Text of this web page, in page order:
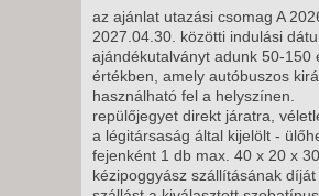
12 NAP / 11 ÉJSZAKA
2026. NOVEMBER 17.,
12 NAP / 11 ÉJSZAKA
2026. NOVEMBER 17.,
8 NAP / 7 ÉJSZAKA
2026. NOVEMBER 17.,
5 NAP / 4 ÉJSZAKA
az ajánlat utazási csomag A
2027.04.30. közötti indulási
ajándékutalványt adunk 50-150
értékben, amely autóbuszos
használható fel a helyszínen.
repülőjegyet direkt járatra,
a légitársaság által kijelölt -
fejenként 1 db max. 40 x 20 x
kézipoggyász szállításának díját